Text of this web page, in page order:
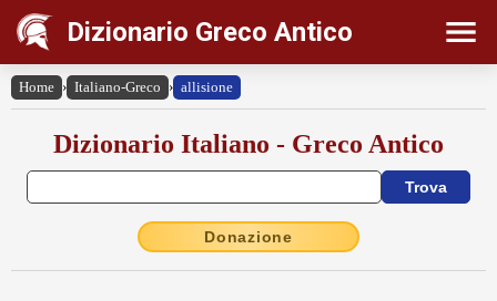
Dizionario Greco Antico
Home › Italiano-Greco › allisione
Dizionario Italiano - Greco Antico
Donazione